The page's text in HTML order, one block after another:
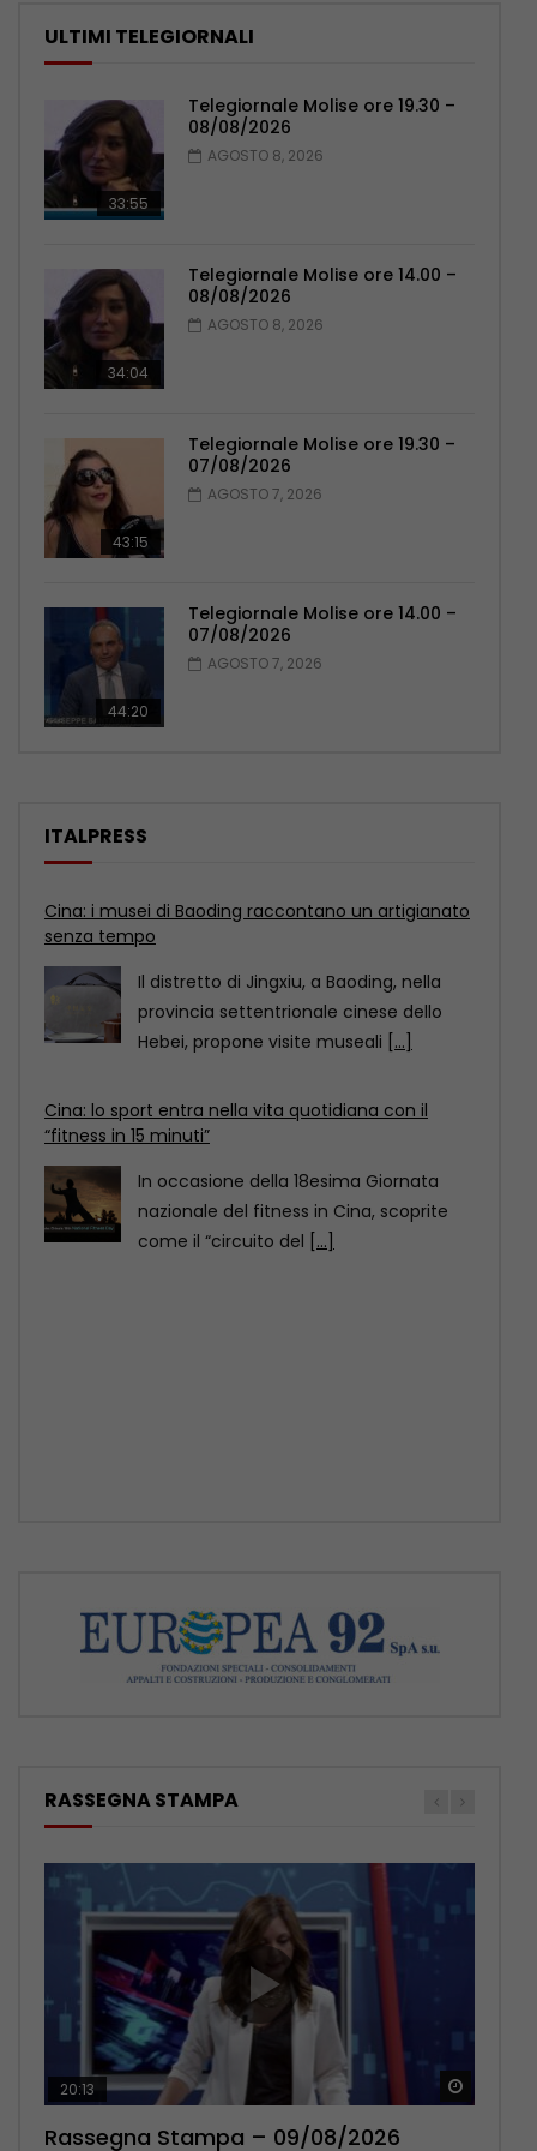
ULTIMI TELEGIORNALI
33:55
Telegiornale Molise ore 19.30 –
08/08/2026
AGOSTO 8, 2026
34:04
Telegiornale Molise ore 14.00 –
08/08/2026
AGOSTO 8, 2026
43:15
Telegiornale Molise ore 19.30 –
07/08/2026
AGOSTO 7, 2026
44:20
Telegiornale Molise ore 14.00 –
07/08/2026
AGOSTO 7, 2026
ITALPRESS
Cina: i musei di Baoding raccontano un artigianato
senza tempo
Il distretto di Jingxiu, a Baoding, nella
provincia settentrionale cinese dello
Hebei, propone visite museali [...]
Cina: lo sport entra nella vita quotidiana con il
“fitness in 15 minuti”
In occasione della 18esima Giornata
nazionale del fitness in Cina, scoprite
come il “circuito del [...]
RASSEGNA STAMPA
20:13
Rassegna Stampa – 09/08/2026
14:03
Rassegna Stampa – 08/08/2026